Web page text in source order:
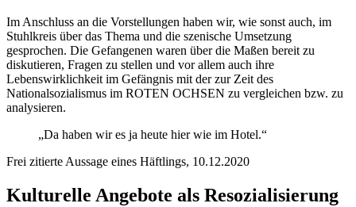
Im Anschluss an die Vorstellungen haben wir, wie sonst auch, im
Stuhlkreis über das Thema und die szenische Umsetzung
gesprochen. Die Gefangenen waren über die Maßen bereit zu
diskutieren, Fragen zu stellen und vor allem auch ihre
Lebenswirklichkeit im Gefängnis mit der zur Zeit des
Nationalsozialismus im ROTEN OCHSEN zu vergleichen bzw. zu
analysieren.
„Da haben wir es ja heute hier wie im Hotel.“
Frei zitierte Aussage eines Häftlings, 10.12.2020
Kulturelle Angebote als Resozialisierung